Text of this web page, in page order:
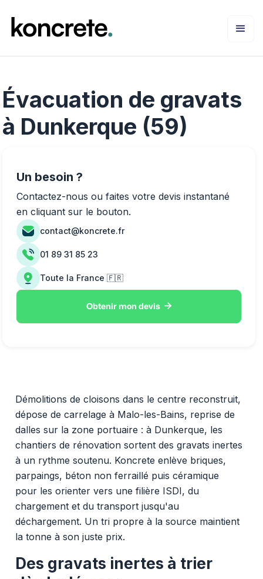
Évacuation de gravats
à Dunkerque (59)
Démolitions de cloisons dans le centre reconstruit,
dépose de carrelage à Malo-les-Bains, reprise de
dalles sur la zone portuaire : à Dunkerque, les
chantiers de rénovation sortent des gravats inertes
à un rythme soutenu. Koncrete enlève briques,
parpaings, béton non ferraillé puis céramique
pour les orienter vers une filière ISDI, du
chargement et du transport jusqu'au
déchargement. Un tri propre à la source maintient
la tonne à son juste prix.
Des gravats inertes à trier
Un besoin ?
Contactez-nous ou faites votre devis instantané
en cliquant sur le bouton.
contact@koncrete.fr
01 89 31 85 23
Toute la France 🇫🇷
Obtenir mon devis 